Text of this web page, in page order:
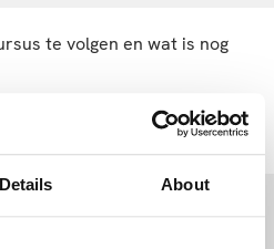
Details About
te volgen en wat is nog